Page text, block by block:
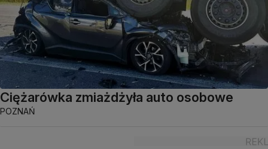
Ciężarówka zmiażdżyła auto osobowe
POZNAŃ